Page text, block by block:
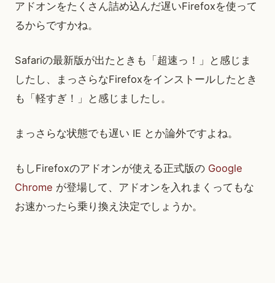
アドオンをたくさん詰め込んだ遅いFirefoxを使って
るからですかね。
Safariの最新版が出たときも「超速っ！」と感じま
したし、まっさらなFirefoxをインストールしたとき
も「軽すぎ！」と感じましたし。
まっさらな状態でも遅い IE とか論外ですよね。
もしFirefoxのアドオンが使える正式版の Google
Chrome が登場して、アドオンを入れまくってもな
お速かったら乗り換え決定でしょうか。